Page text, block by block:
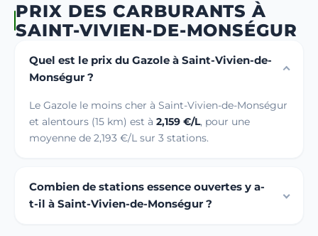
PRIX DES CARBURANTS À
SAINT-VIVIEN-DE-MONSÉGUR
Quel est le prix du Gazole à Saint-Vivien-de-
Monségur ?
Le Gazole le moins cher à Saint-Vivien-de-Monségur
et alentours (15 km) est à 2,159 €/L, pour une
moyenne de 2,193 €/L sur 3 stations.
Combien de stations essence ouvertes y a-
t-il à Saint-Vivien-de-Monségur ?